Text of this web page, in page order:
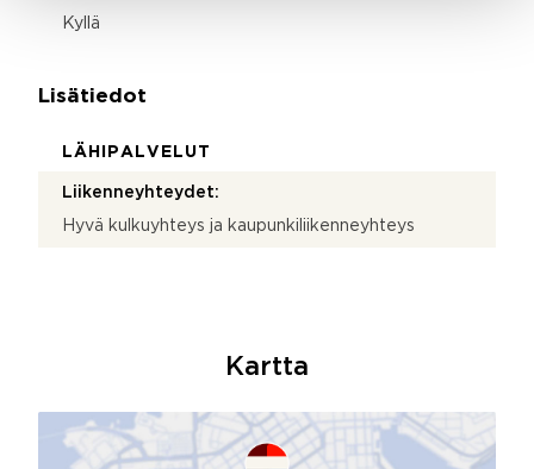
Kyllä
Lisätiedot
LÄHIPALVELUT
Liikenneyhteydet:
Hyvä kulkuyhteys ja kaupunkiliikenneyhteys
Kartta